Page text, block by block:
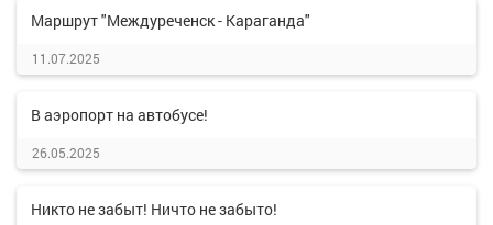
Маршрут "Междуреченск - Караганда"
11.07.2025
В аэропорт на автобусе!
26.05.2025
Никто не забыт! Ничто не забыто!